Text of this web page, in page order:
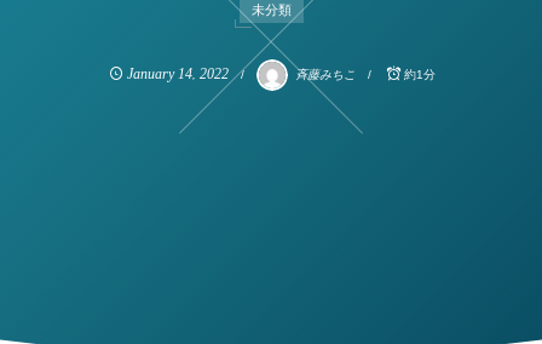
未分類
January 14 2022 斉藤みちこ 約1分